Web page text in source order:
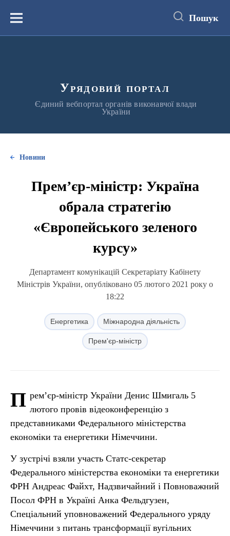
вмістуМеню Пошук
Урядовий портал
Єдиний вебпортал органів виконавчої влади
України
Новини
Прем’єр-міністр: Україна
обрала стратегію
«Європейського зеленого
курсу»
Департамент комунікацій Секретаріату Кабінету
Міністрів України, опубліковано 05 лютого 2021 року о
18:22
Енергетика Міжнародна діяльність
Прем'єр-міністр
П рем’єр-міністр України Денис Шмигаль 5
лютого провів відеоконференцію з
представниками Федерального міністерства
економіки та енергетики Німеччини.
У зустрічі взяли участь Статс-секретар
Федерального міністерства економіки та енергетики
ФРН Андреас Файхт, Надзвичайний і Повноважний
Посол ФРН в Україні Анка Фельдгузен,
Спеціальний уповноважений Федерального уряду
Німеччини з питань трансформації вугільних